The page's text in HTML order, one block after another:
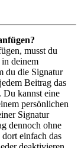
musst du
deinem
du die Signatur
Beitrag das
Du kannst eine
persönlichen
Signatur
dennoch ohne
dort einfach das